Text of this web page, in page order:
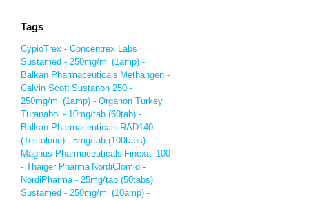
Tags
CypioTrex - Concentrex Labs
Sustamed - 250mg/ml (1amp) -
Balkan Pharmaceuticals Methangen -
Calvin Scott Sustanon 250 -
250mg/ml (1amp) - Organon Turkey
Turanabol - 10mg/tab (60tab) -
Balkan Pharmaceuticals RAD140
(Testolone) - 5mg/tab (100tabs) -
Magnus Pharmaceuticals Finexal 100
- Thaiger Pharma NordiClomid -
NordiPharma - 25mg/tab (50tabs)
Sustamed - 250mg/ml (10amp) -